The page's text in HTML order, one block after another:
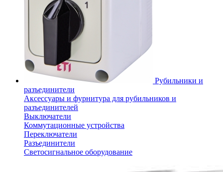
Рубильники и
разъединители
Аксессуары и фурнитура для рубильников и
разъединителей
Выключатели
Коммутационные устройства
Переключатели
Разъединители
Светосигнальное оборудование